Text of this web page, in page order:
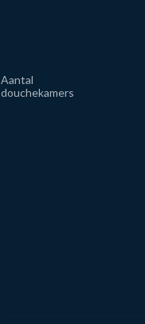
Aantal
douchekamers